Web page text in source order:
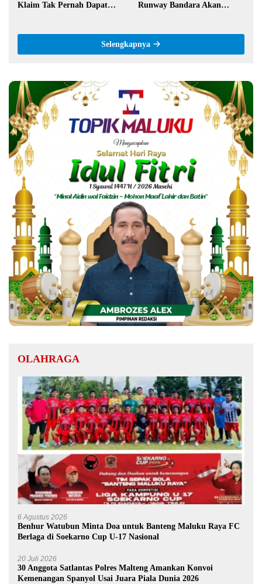
Klaim Tak Pernah Dapat
Runway Bandara Akan
Selengkapnya
OLAHRAGA
6 Agustus 2026
Benhur Watubun Minta Doa untuk Banteng Maluku Raya FC
Berlaga di Soekarno Cup U-17 Nasional
20 Juli 2026
30 Anggota Satlantas Polres Malteng Amankan Konvoi
Kemenangan Spanyol Usai Juara Piala Dunia 2026